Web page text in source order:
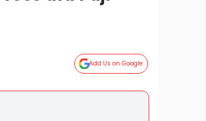
Add Us on Google